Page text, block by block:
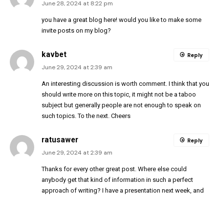
June 28, 2024 at 8:22 pm
you have a great blog here! would you like to make some
invite posts on my blog?
kavbet
June 29, 2024 at 2:39 am
An interesting discussion is worth comment. I think that you
should write more on this topic, it might not be a taboo
subject but generally people are not enough to speak on
such topics. To the next. Cheers
Reply
ratusawer
June 29, 2024 at 2:39 am
Thanks for every other great post. Where else could
anybody get that kind of information in such a perfect
approach of writing? I have a presentation next week, and
Reply